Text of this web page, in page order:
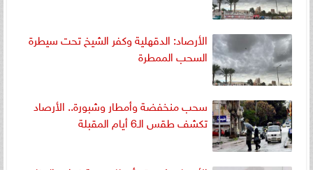
الأرصاد: الدقهلية وكفر الشيخ تحت سيطرة
السحب الممطرة
سحب منخفضة وأمطار وشبورة.. الأرصاد
تكشف طقس الـ6 أيام المقبلة